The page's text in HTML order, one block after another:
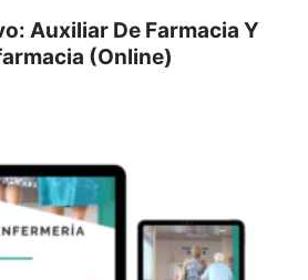
Auxiliar De Farmacia Y
(Online)